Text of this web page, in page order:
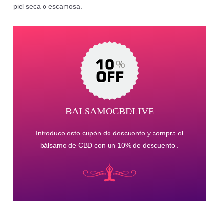
piel seca o escamosa.
BALSAMOCBDLIVE
Introduce este cupón de descuento y compra el
bálsamo de CBD con un 10% de descuento .